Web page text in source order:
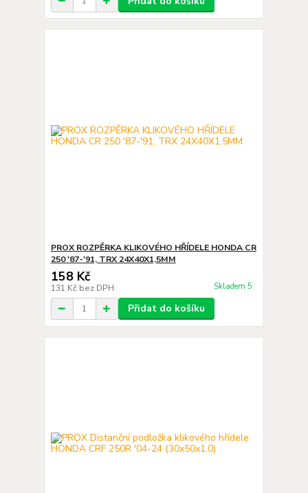
PROX ROZPĚRKA KLIKOVÉHO HŘÍDELE HONDA CR
250 '87-'91, TRX 24X40X1,5MM
158 Kč
131 Kč bez DPH Skladem 5
Přidat do košíku